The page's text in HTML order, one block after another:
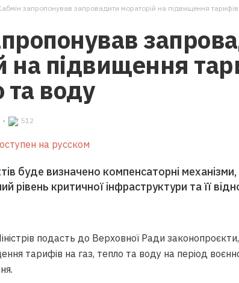
запропонував запровадити мораторій на підвищення
на підвищення
та воду
• 512
на русском
буде визначено компенсаторні
рівень критичної інфраструктури та її
подасть до Верховної Ради
тарифів на газ, тепло та воду на період